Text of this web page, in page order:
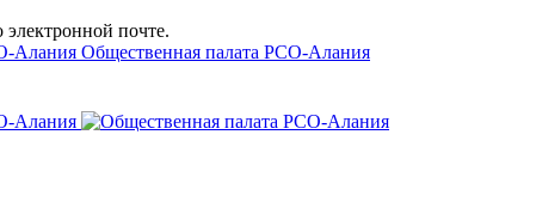
почте.
Общественная палата РСО-Алания